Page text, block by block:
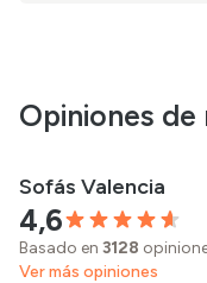
Opiniones
Sofás Valencia
4,6
Basado en 3128
Ver más opiniones